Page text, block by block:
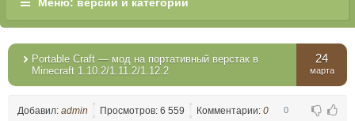
Portable Craft — мод на портативный верстак в
Minecraft 1.10.2/1.11.2/1.12.2
24
марта
Добавил: admin Просмотров: 6 559 Комментарии: 0 0